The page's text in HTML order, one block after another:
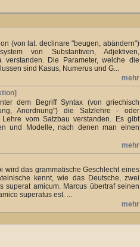
(von lat. declinare "beugen, abändern")
von Substantiven, Adjektiven,
verstanden. Die Parameter, welche die
sind Kasus, Numerus und G...
mehr
dem Begriff Syntax (von griechisch
Anordnung") die Satzlehre - oder
vom Satzbau verstanden. Es gibt
und Modelle, nach denen man einen
mehr
wird das grammatische Geschlecht eines
kennt, wie das Deutsche, zwei
superat amicum. Marcus übertraf seinen
superatus est. ...
mehr